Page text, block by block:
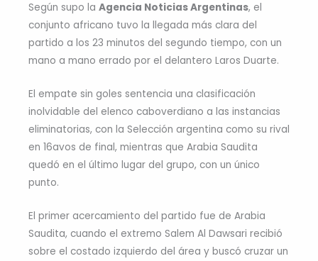
Según supo la Agencia Noticias Argentinas, el
conjunto africano tuvo la llegada más clara del
partido a los 23 minutos del segundo tiempo, con un
mano a mano errado por el delantero Laros Duarte.
El empate sin goles sentencia una clasificación
inolvidable del elenco caboverdiano a las instancias
eliminatorias, con la Selección argentina como su rival
en 16avos de final, mientras que Arabia Saudita
quedó en el último lugar del grupo, con un único
punto.
El primer acercamiento del partido fue de Arabia
Saudita, cuando el extremo Salem Al Dawsari recibió
sobre el costado izquierdo del área y buscó cruzar un